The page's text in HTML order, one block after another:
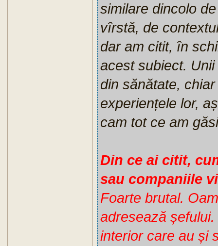
similare dincolo
vîrstă, de
dar am citit, în
acest subiect.
din sănătate,
experiențele lor,
cam tot ce am
Din ce ai citit,
sau companiile
Foarte brutal.
adresează
interior care au și